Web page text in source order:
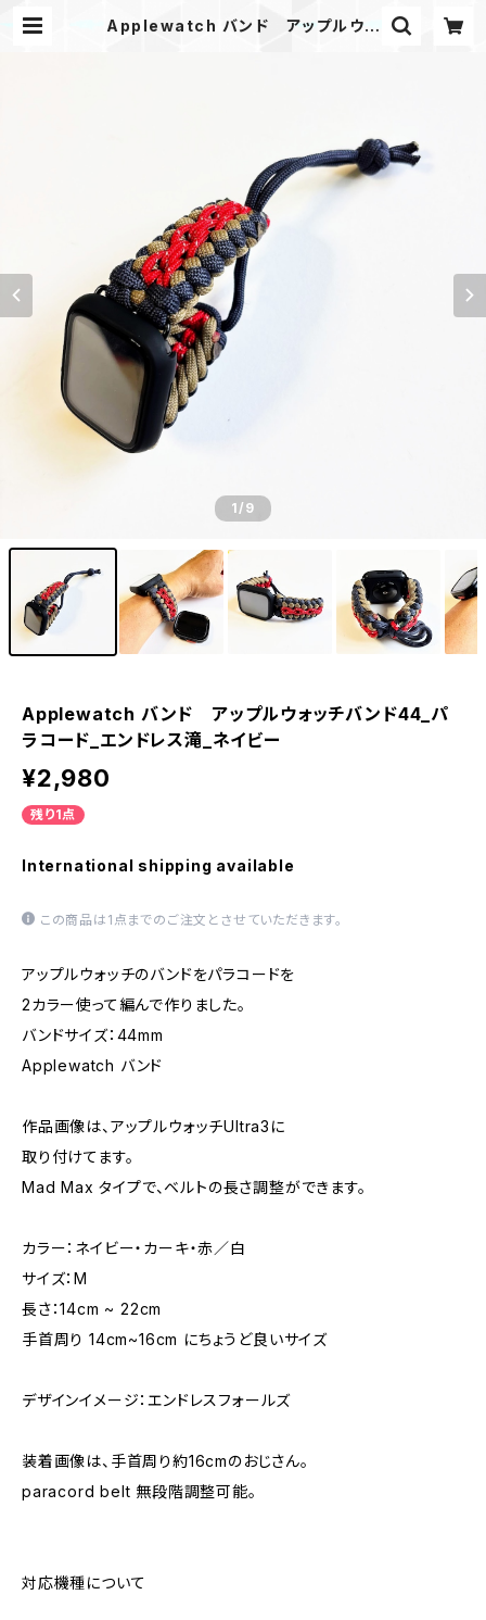
Applewatch バンド アップルウォ
1/9
Applewatch バンド アップルウォッチバンド44_パ
ラコード_エンドレス滝_ネイビー
¥2,980
残り1点
International shipping available
この商品は1点までのご注文とさせていただきます。
アップルウォッチのバンドをパラコードを
2カラー使って編んで作りました。
バンドサイズ：44mm
Applewatch バンド
作品画像は、アップルウォッチUltra3に
取り付けてます。
Mad Max タイプで、ベルトの長さ調整ができます。
カラー：ネイビー・カーキ・赤／白
サイズ：M
長さ：14cm ~ 22cm
手首周り 14cm~16cm にちょうど良いサイズ
デザインイメージ：エンドレスフォールズ
装着画像は、手首周り約16cmのおじさん。
paracord belt 無段階調整可能。
対応機種について